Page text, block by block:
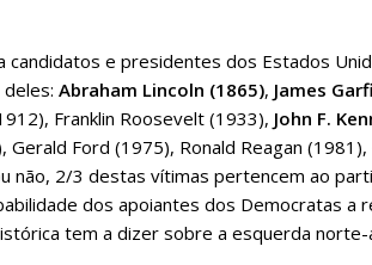
candidatos e presidentes dos Estados
Abraham Lincoln (1865), James
Franklin Roosevelt (1933), John F.
Gerald Ford (1975), Ronald Reagan
não, 2/3 destas vítimas pertencem ao
dos apoiantes dos Democratas a
tem a dizer sobre a esquerda norte-